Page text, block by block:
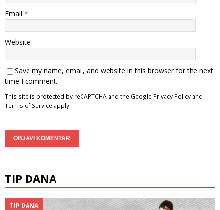
Email *
Website
Save my name, email, and website in this browser for the next
time I comment.
This site is protected by reCAPTCHA and the Google Privacy Policy and
Terms of Service apply.
TIP DANA
TIP DANA